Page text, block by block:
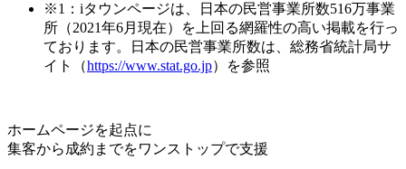
※1：iタウンページは、日本の民営事業所数516万事業
所（2021年6月現在）を上回る網羅性の高い掲載を行っ
ております。日本の民営事業所数は、総務省統計局サ
イト（https://www.stat.go.jp）を参照
ホームページを起点に
集客から成約までをワンストップで支援